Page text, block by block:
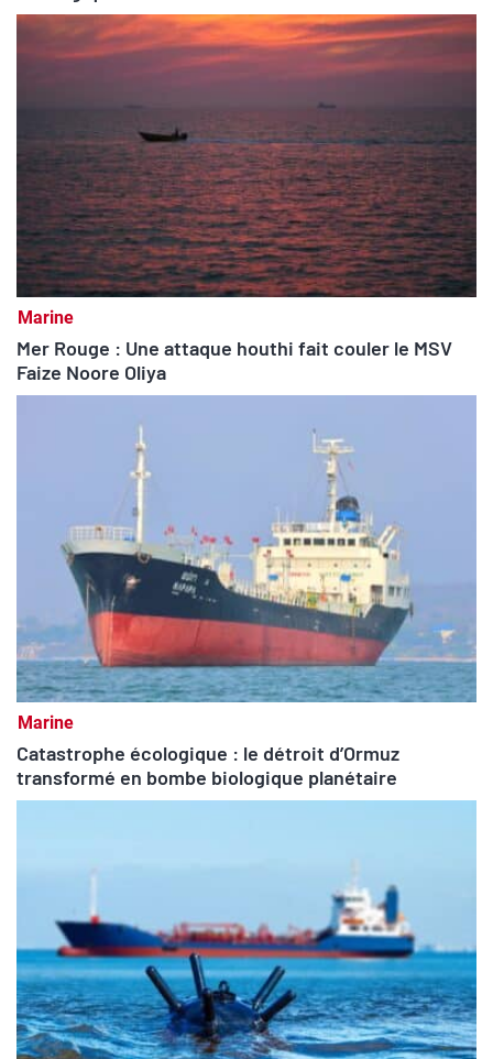
Marine
Mer Rouge : Une attaque houthi fait couler le MSV
Faize Noore Oliya
Marine
Catastrophe écologique : le détroit d’Ormuz
transformé en bombe biologique planétaire